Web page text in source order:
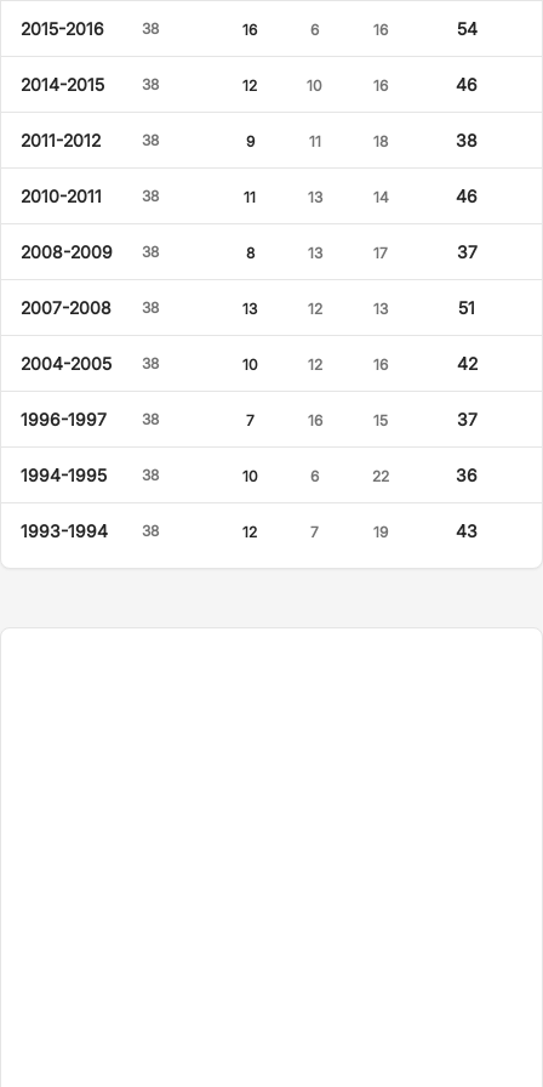
2015-2016 38 16 6 16 54
2014-2015 38 12 10 16 46
2011-2012 38 9 11 18 38
2010-2011 38 11 13 14 46
2008-2009 38 8 13 17 37
2007-2008 38 13 12 13 51
2004-2005 38 10 12 16 42
1996-1997 38 7 16 15 37
1994-1995 38 10 6 22 36
1993-1994 38 12 7 19 43